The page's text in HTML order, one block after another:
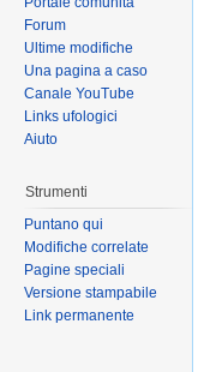
Forum
Ultime modifiche
Una pagina a caso
Canale YouTube
Links ufologici
Aiuto
Strumenti
Puntano qui
Modifiche correlate
Pagine speciali
Versione stampabile
Link permanente